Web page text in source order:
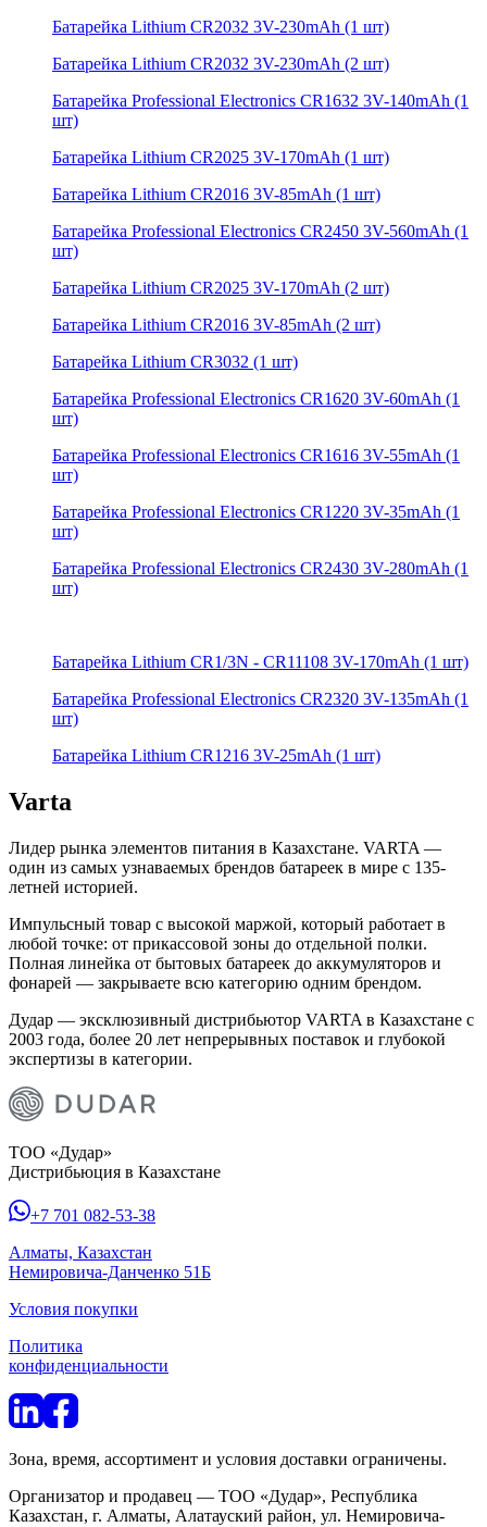
Батарейка Lithium CR2032 3V-230mAh (1 шт)
Батарейка Lithium CR2032 3V-230mAh (2 шт)
Батарейка Professional Electronics CR1632 3V-140mAh (1
шт)
Батарейка Lithium CR2025 3V-170mAh (1 шт)
Батарейка Lithium CR2016 3V-85mAh (1 шт)
Батарейка Professional Electronics CR2450 3V-560mAh (1
шт)
Батарейка Lithium CR2025 3V-170mAh (2 шт)
Батарейка Lithium CR2016 3V-85mAh (2 шт)
Батарейка Lithium CR3032 (1 шт)
Батарейка Professional Electronics CR1620 3V-60mAh (1
шт)
Батарейка Professional Electronics CR1616 3V-55mAh (1
шт)
Батарейка Professional Electronics CR1220 3V-35mAh (1
шт)
Батарейка Professional Electronics CR2430 3V-280mAh (1
шт)
Батарейка Lithium CR1/3N - CR11108 3V-170mAh (1 шт)
Батарейка Professional Electronics CR2320 3V-135mAh (1
шт)
Батарейка Lithium CR1216 3V-25mAh (1 шт)
Varta
Лидер рынка элементов питания в Казахстане. VARTA —
один из самых узнаваемых брендов батареек в мире с 135-
летней историей.
Импульсный товар с высокой маржой, который работает в
любой точке: от прикассовой зоны до отдельной полки.
Полная линейка от бытовых батареек до аккумуляторов и
фонарей — закрываете всю категорию одним брендом.
Дудар — эксклюзивный дистрибьютор VARTA в Казахстане с
2003 года, более 20 лет непрерывных поставок и глубокой
экспертизы в категории.
ТОО «Дудар»
Дистрибьюция в Казахстане
+7 701 082-53-38
Алматы, Казахстан
Немировича-Данченко 51Б
Условия покупки
Политика
конфиденциальности
Зона, время, ассортимент и условия доставки ограничены.
Организатор и продавец — ТОО «Дудар», Республика
Казахстан, г. Алматы, Алатауский район, ул. Немировича-